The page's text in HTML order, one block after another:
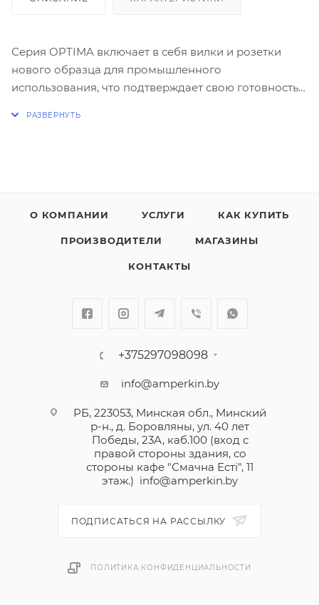
Серия OPTIMA включает в себя вилки и розетки
нового образца для промышленного
использования, что подтверждает свою готовность к
О КОМПАНИИ УСЛУГИ КАК КУПИТЬ
ПРОИЗВОДИТЕЛИ МАГАЗИНЫ
КОНТАКТЫ
+375297098098
info@amperkin.by
РБ, 223053, Минская обл., Минский
р-н., д. Боровляны, ул. 40 лет
Победы, 23А, каб.100 (вход с
правой стороны здания, со
стороны кафе "Смачна Естi", 11
этаж.) info@amperkin.by
ПОДПИСАТЬСЯ НА РАССЫЛКУ
ПОЛИТИКА КОНФИДЕНЦИАЛЬНОСТИ